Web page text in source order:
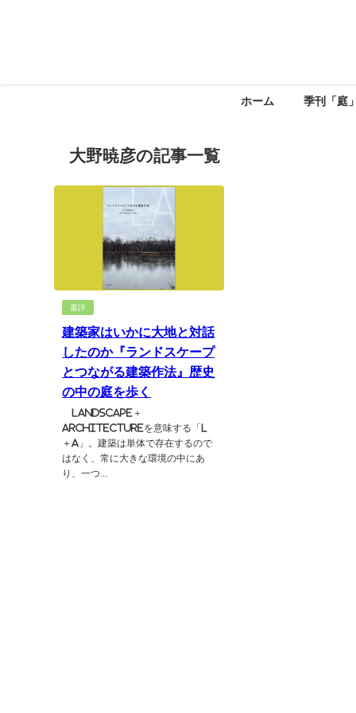
ホーム 季刊「庭
大野暁彦の記事一覧
書評
建築家はいかに大地と対話
したのか『ランドスケープ
とつながる建築作法』歴史
の中の庭を歩く
Landscape＋
Architectureを意味する「L
＋A」。建築は単体で存在するので
はなく、常に大きな環境の中にあ
り、一つ...